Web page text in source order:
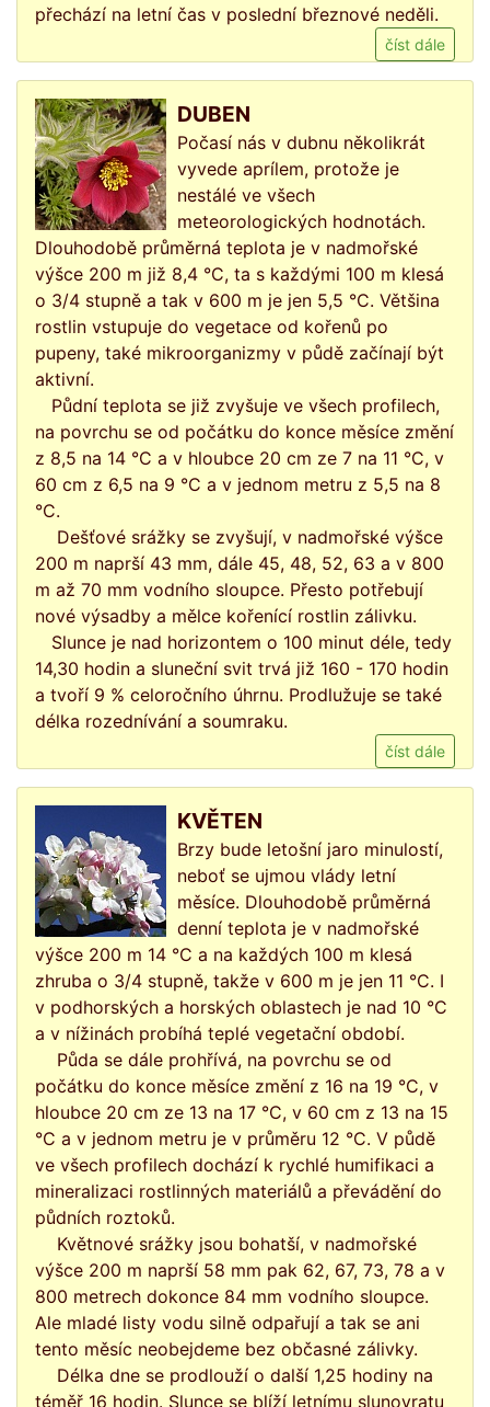
přechází na letní čas v poslední březnové neděli.
číst dále
DUBEN
Počasí nás v dubnu několikrát
vyvede aprílem, protože je
nestálé ve všech
meteorologických hodnotách.
Dlouhodobě průměrná teplota je v nadmořské
výšce 200 m již 8,4 °C, ta s každými 100 m klesá
o 3/4 stupně a tak v 600 m je jen 5,5 °C. Většina
rostlin vstupuje do vegetace od kořenů po
pupeny, také mikroorganizmy v půdě začínají být
aktivní.
Půdní teplota se již zvyšuje ve všech profilech,
na povrchu se od počátku do konce měsíce změní
z 8,5 na 14 °C a v hloubce 20 cm ze 7 na 11 °C, v
60 cm z 6,5 na 9 °C a v jednom metru z 5,5 na 8
°C.
Dešťové srážky se zvyšují, v nadmořské výšce
200 m naprší 43 mm, dále 45, 48, 52, 63 a v 800
m až 70 mm vodního sloupce. Přesto potřebují
nové výsadby a mělce kořenící rostlin zálivku.
Slunce je nad horizontem o 100 minut déle, tedy
14,30 hodin a sluneční svit trvá již 160 - 170 hodin
a tvoří 9 % celoročního úhrnu. Prodlužuje se také
délka rozednívání a soumraku.
číst dále
KVĚTEN
Brzy bude letošní jaro minulostí,
neboť se ujmou vlády letní
měsíce. Dlouhodobě průměrná
denní teplota je v nadmořské
výšce 200 m 14 °C a na každých 100 m klesá
zhruba o 3/4 stupně, takže v 600 m je jen 11 °C. I
v podhorských a horských oblastech je nad 10 °C
a v nížinách probíhá teplé vegetační období.
Půda se dále prohřívá, na povrchu se od
počátku do konce měsíce změní z 16 na 19 °C, v
hloubce 20 cm ze 13 na 17 °C, v 60 cm z 13 na 15
°C a v jednom metru je v průměru 12 °C. V půdě
ve všech profilech dochází k rychlé humifikaci a
mineralizaci rostlinných materiálů a převádění do
půdních roztoků.
Květnové srážky jsou bohatší, v nadmořské
výšce 200 m naprší 58 mm pak 62, 67, 73, 78 a v
800 metrech dokonce 84 mm vodního sloupce.
Ale mladé listy vodu silně odpařují a tak se ani
tento měsíc neobejdeme bez občasné zálivky.
Délka dne se prodlouží o další 1,25 hodiny na
téměř 16 hodin. Slunce se blíží letnímu slunovratu